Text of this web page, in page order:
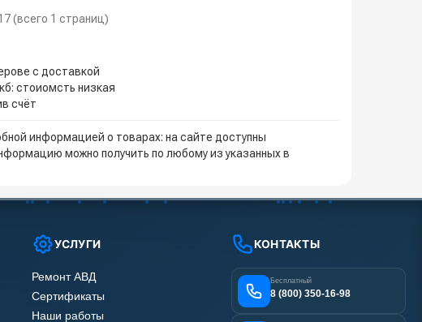
(всего 1 страниц)
с доставкой
стоиомсть низкая
счёт
информацией о товарах: на сайте доступны
можно получить по любому из указанных в
УСЛУГИ
Ремонт АВД
Сертификаты
Наши работы
КОНТАКТЫ
Бесплатный
8 (800) 350-16-98